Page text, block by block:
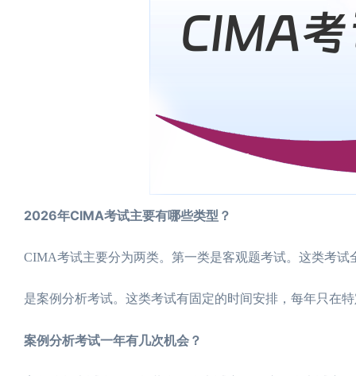
2026年CIMA考试主要有哪些类型？
CIMA考试主要分为两类。第一类是客观题考试。这类考
是案例分析考试。这类考试有固定的时间安排，每年只在
案例分析考试一年有几次机会？